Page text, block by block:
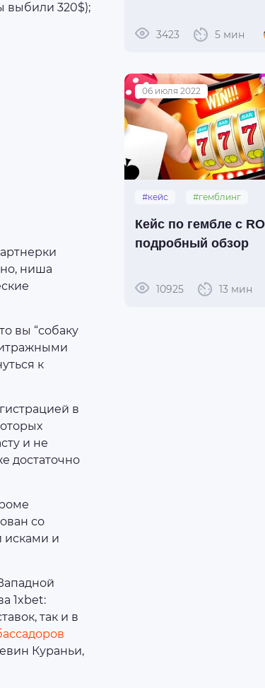
выбили 320$);
ниша
вы “собаку
к
в
и не
достаточно
со
исками и
1xbet:
так и в
Кураньи,
3423 5 мин
06 июля 2022
#кейс #гемблинг
Кейс по гембле с
подробный обзор
10925 13 мин